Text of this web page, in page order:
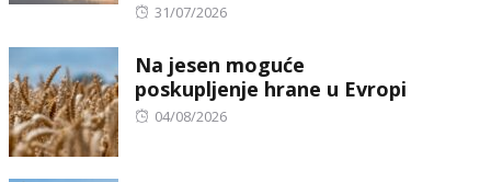
Posted
31/07/2026
Na jesen moguće
poskupljenje hrane u Evropi
Posted
04/08/2026